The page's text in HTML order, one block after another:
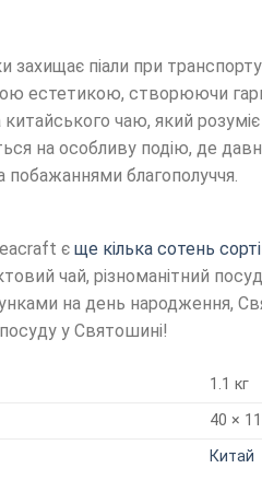
піали при
естетикою, створюючи
чаю, який
на особливу подію, де
благополуччя.
є ще кілька сотень
чай, різноманітний
на день народження,
у Святошині!
1.1 кг
40 ×
Китай